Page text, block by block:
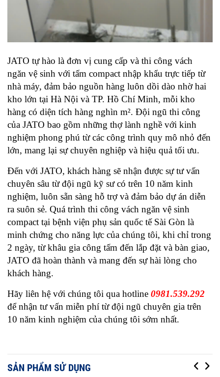
JATO tự hào là đơn vị cung cấp và thi công vách
ngăn vệ sinh với tấm compact nhập khẩu trực tiếp từ
nhà máy, đảm bảo nguồn hàng luôn dồi dào nhờ hai
kho lớn tại Hà Nội và TP. Hồ Chí Minh, mỗi kho
hàng có diện tích hàng nghìn m². Đội ngũ thi công
của JATO bao gồm những thợ lành nghề với kinh
nghiệm phong phú từ các công trình quy mô nhỏ đến
lớn, mang lại sự chuyên nghiệp và hiệu quả tối ưu.
Đến với JATO, khách hàng sẽ nhận được sự tư vấn
chuyên sâu từ đội ngũ kỹ sư có trên 10 năm kinh
nghiệm, luôn sẵn sàng hỗ trợ và đảm bảo dự án diễn
ra suôn sẻ. Quá trình thi công vách ngăn vệ sinh
compact tại bệnh viện phụ sản quốc tế Sài Gòn là
minh chứng cho năng lực của chúng tôi, khi chỉ trong
2 ngày, từ khâu gia công tấm đến lắp đặt và bàn giao,
JATO đã hoàn thành và mang đến sự hài lòng cho
khách hàng.
Hãy liên hệ với chúng tôi qua hotline
để nhận tư vấn miễn phí từ đội ngũ chuyên gia trên
10 năm kinh nghiệm của chúng tôi sớm nhất.
SẢN PHẨM SỬ DỤNG